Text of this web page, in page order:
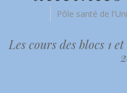
Pôle santé de
Les cours des blocs 1